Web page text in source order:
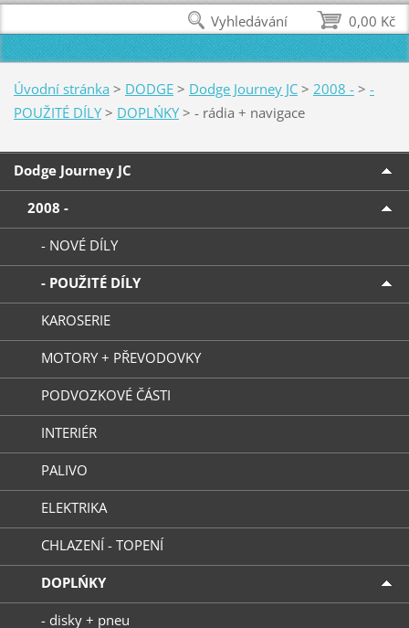
Úvodní stránka > DODGE > Dodge Journey JC > 2008 - > -
POUŽITÉ DÍLY > DOPLŃKY > - rádia + navigace
Dodge Journey JC
2008 -
- NOVÉ DÍLY
- POUŽITÉ DÍLY
KAROSERIE
MOTORY + PŘEVODOVKY
PODVOZKOVÉ ČÁSTI
INTERIÉR
PALIVO
ELEKTRIKA
CHLAZENÍ - TOPENÍ
DOPLŃKY
- disky + pneu
0,00 Kč
Vyhledávání